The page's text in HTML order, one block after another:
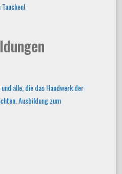
alle, die das Handwerk der
Ausbildung zum